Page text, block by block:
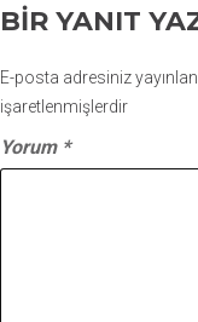
BIR YANIT
E-posta adresiniz
işaretlenmişlerdir
Yorum *